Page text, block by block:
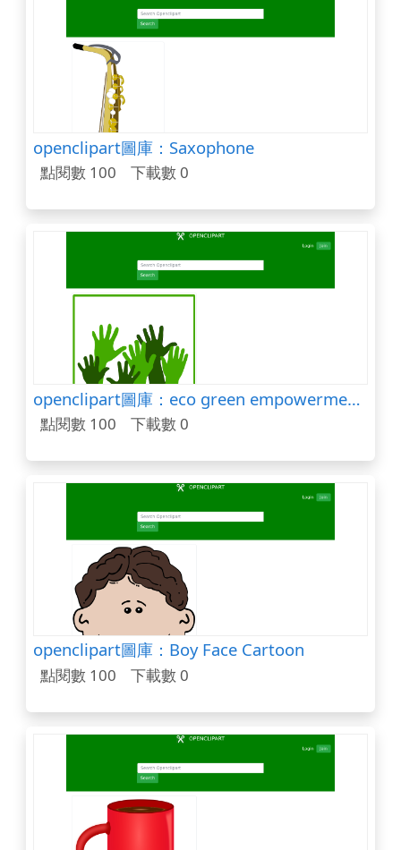
openclipart圖庫：Saxophone
點閱數 100 下載數 0
openclipart圖庫：eco green empowerment icon
點閱數 100 下載數 0
openclipart圖庫：Boy Face Cartoon
點閱數 100 下載數 0